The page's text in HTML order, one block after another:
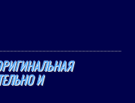
И